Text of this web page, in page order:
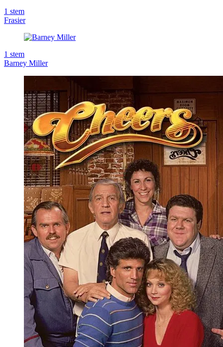
1 stem
Frasier
1 stem
Barney Miller